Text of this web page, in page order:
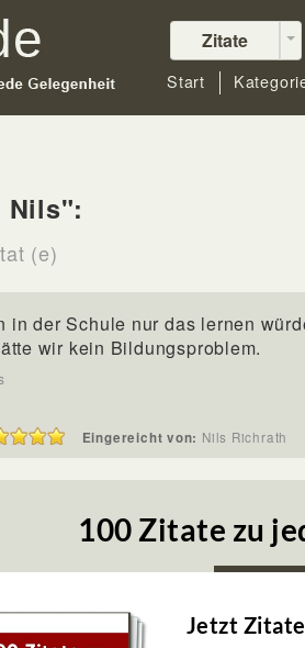
Zitate
Start
Nils":
(e)
in der Schule nur das lernen
wir kein Bildungsproblem.
Eingereicht von: Nils Richrath